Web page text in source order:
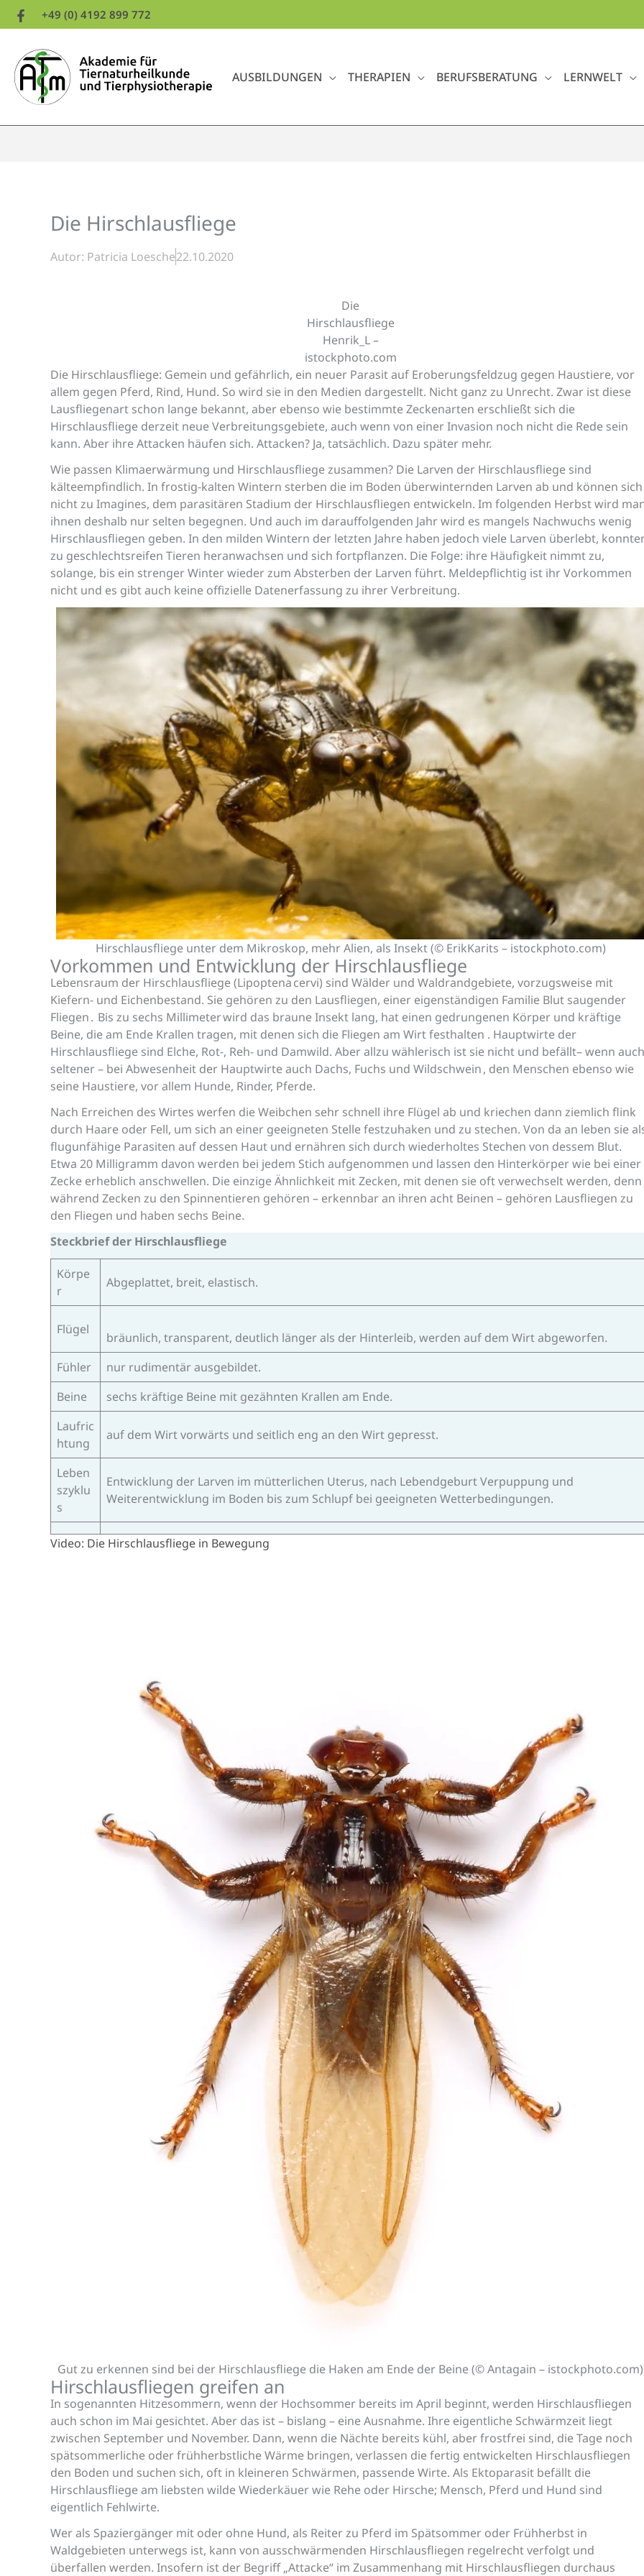
Zum
Inhalt
+49 (0) 4192 899 772
AUSBILDUNGEN THERAPIEN BERUFSBERATUNG LERNWELT
Die Hirschlausfliege
Autor: Patricia Loesche22.10.2020
Die
Hirschlausfliege
Henrik_L –
istockphoto.com
Die Hirschlausfliege: Gemein und gefährlich, ein neuer Parasit auf Eroberungsfeldzug gegen Haustiere, vor
allem gegen Pferd, Rind, Hund. So wird sie in den Medien dargestellt. Nicht ganz zu Unrecht. Zwar ist diese
Lausfliegenart schon lange bekannt, aber ebenso wie bestimmte Zeckenarten erschließt sich die
Hirschlausfliege derzeit neue Verbreitungsgebiete, auch wenn von einer Invasion noch nicht die Rede sein
kann. Aber ihre Attacken häufen sich. Attacken? Ja, tatsächlich. Dazu später mehr.
Wie passen Klimaerwärmung und Hirschlausfliege zusammen? Die Larven der Hirschlausfliege sind
kälteempfindlich. In frostig-kalten Wintern sterben die im Boden überwinternden Larven ab und können sich
nicht zu Imagines, dem parasitären Stadium der Hirschlausfliegen entwickeln. Im folgenden Herbst wird
ihnen deshalb nur selten begegnen. Und auch im darauffolgenden Jahr wird es mangels Nachwuchs wenig
Hirschlausfliegen geben. In den milden Wintern der letzten Jahre haben jedoch viele Larven überlebt,
zu geschlechtsreifen Tieren heranwachsen und sich fortpflanzen. Die Folge: ihre Häufigkeit nimmt zu,
solange, bis ein strenger Winter wieder zum Absterben der Larven führt. Meldepflichtig ist ihr Vorkommen
nicht und es gibt auch keine offizielle Datenerfassung zu ihrer Verbreitung.
Hirschlausfliege unter dem Mikroskop, mehr Alien, als Insekt (© ErikKarits – istockphoto.com)
Vorkommen und Entwicklung der Hirschlausfliege
Lebensraum der Hirschlausfliege (Lipoptena cervi) sind Wälder und Waldrandgebiete, vorzugsweise mit
Kiefern- und Eichenbestand. Sie gehören zu den Lausfliegen, einer eigenständigen Familie Blut saugender
Fliegen . Bis zu sechs Millimeter wird das braune Insekt lang, hat einen gedrungenen Körper und kräftige
Beine, die am Ende Krallen tragen, mit denen sich die Fliegen am Wirt festhalten . Hauptwirte der
Hirschlausfliege sind Elche, Rot-, Reh- und Damwild. Aber allzu wählerisch ist sie nicht und befällt– wenn auch
seltener – bei Abwesenheit der Hauptwirte auch Dachs, Fuchs und Wildschwein , den Menschen ebenso wie
seine Haustiere, vor allem Hunde, Rinder, Pferde.
Nach Erreichen des Wirtes werfen die Weibchen sehr schnell ihre Flügel ab und kriechen dann ziemlich flink
durch Haare oder Fell, um sich an einer geeigneten Stelle festzuhaken und zu stechen. Von da an leben sie
flugunfähige Parasiten auf dessen Haut und ernähren sich durch wiederholtes Stechen von dessem Blut.
Etwa 20 Milligramm davon werden bei jedem Stich aufgenommen und lassen den Hinterkörper wie bei einer
Zecke erheblich anschwellen. Die einzige Ähnlichkeit mit Zecken, mit denen sie oft verwechselt werden, denn
während Zecken zu den Spinnentieren gehören – erkennbar an ihren acht Beinen – gehören Lausfliegen zu
den Fliegen und haben sechs Beine.
Steckbrief der Hirschlausfliege
Körpe
r
Abgeplattet, breit, elastisch.
Flügel
bräunlich, transparent, deutlich länger als der Hinterleib, werden auf dem Wirt abgeworfen.
Fühler
nur rudimentär ausgebildet.
Beine
sechs kräftige Beine mit gezähnten Krallen am Ende.
Laufric
htung
auf dem Wirt vorwärts und seitlich eng an den Wirt gepresst.
Leben
szyklu
s
Entwicklung der Larven im mütterlichen Uterus, nach Lebendgeburt Verpuppung und
Weiterentwicklung im Boden bis zum Schlupf bei geeigneten Wetterbedingungen.
Video: Die Hirschlausfliege in Bewegung
Gut zu erkennen sind bei der Hirschlausfliege die Haken am Ende der Beine (© Antagain – istockphoto.com)
Hirschlausfliegen greifen an
In sogenannten Hitzesommern, wenn der Hochsommer bereits im April beginnt, werden Hirschlausfliegen
auch schon im Mai gesichtet. Aber das ist – bislang – eine Ausnahme. Ihre eigentliche Schwärmzeit liegt
zwischen September und November. Dann, wenn die Nächte bereits kühl, aber frostfrei sind, die Tage noch
spätsommerliche oder frühherbstliche Wärme bringen, verlassen die fertig entwickelten Hirschlausfliegen
den Boden und suchen sich, oft in kleineren Schwärmen, passende Wirte. Als Ektoparasit befällt die
Hirschlausfliege am liebsten wilde Wiederkäuer wie Rehe oder Hirsche; Mensch, Pferd und Hund sind
eigentlich Fehlwirte.
Wer als Spaziergänger mit oder ohne Hund, als Reiter zu Pferd im Spätsommer oder Frühherbst in
Waldgebieten unterwegs ist, kann von ausschwärmenden Hirschlausfliegen regelrecht verfolgt und
überfallen werden. Insofern ist der Begriff „Attacke“ im Zusammenhang mit Hirschlausfliegen durchaus